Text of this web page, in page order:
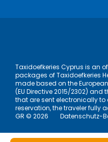
Taxidoefkeries Cyprus is an
packages of Taxidoefkeries
made based on the
(EU Directive 2015/2302) and
that are sent electronically
reservation, the traveler fully
GR © 2026
Datenschutz-